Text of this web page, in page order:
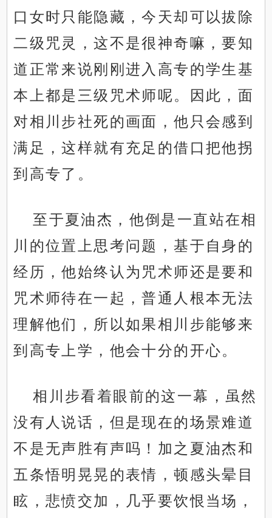
口女时只能隐藏，今天却可以拔除
二级咒灵，这不是很神奇嘛，要知
道正常来说刚刚进入高专的学生基
本上都是三级咒术师呢。因此，面
对相川步社死的画面，他只会感到
满足，这样就有充足的借口把他拐
到高专了。
至于夏油杰，他倒是一直站在相
川的位置上思考问题，基于自身的
经历，他始终认为咒术师还是要和
咒术师待在一起，普通人根本无法
理解他们，所以如果相川步能够来
到高专上学，他会十分的开心。
相川步看着眼前的这一幕，虽然
没有人说话，但是现在的场景难道
不是无声胜有声吗！加之夏油杰和
五条悟明晃晃的表情，顿感头晕目
眩，悲愤交加，几乎要饮恨当场，